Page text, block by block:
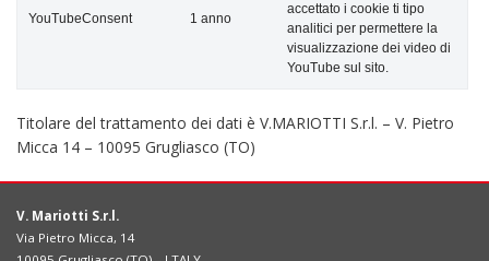
YouTubeConsent 1 anno
accettato i cookie ti tipo
analitici per permettere la
visualizzazione dei video di
YouTube sul sito.
Titolare del trattamento dei dati è V.MARIOTTI S.r.l. – V. Pietro
Micca 14 – 10095 Grugliasco (TO)
V. Mariotti S.r.l.
Via Pietro Micca, 14